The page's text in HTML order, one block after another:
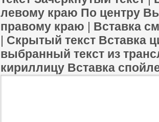
левому краю По центру
правому краю | Вставка
| Скрытый текст Вставка
выбранный текст из
кириллицу Вставка